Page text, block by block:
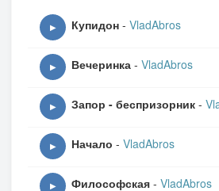
▶ Купидон - VladAbros
▶ Вечеринка - VladAbros
▶ Запор - беспризорник -
▶ Начало - VladAbros
▶ Философская - VladAbros